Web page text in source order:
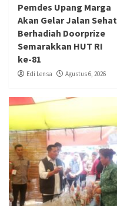
Pemdes Upang Marga
Akan Gelar Jalan Sehat
Berhadiah Doorprize
Semarakkan HUT RI
ke-81
Edi Lensa Agustus 6, 2026